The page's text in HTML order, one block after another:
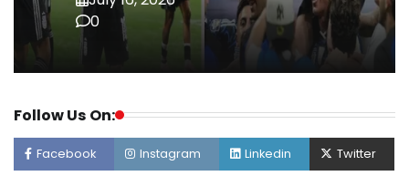
0
Follow Us On:
Facebook Instagram Linkedin Twitter